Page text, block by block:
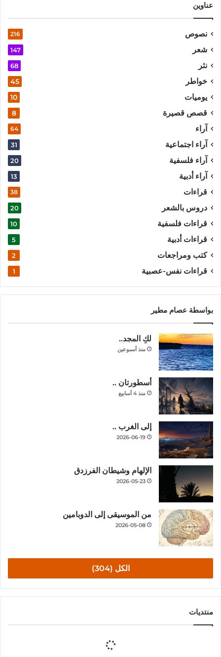
عناوين
نصوص 216
شعر 147
نثر 68
خواطر 45
يوميات 10
قصص قصيرة 8
آراء 64
آراء اجتماعية 31
آراء فلسفية 20
آراء أدبية 13
قراءات 38
دروس بالشعر 20
قراءات فلسفية 10
قراءات أدبية 5
كتب ومراجعات 2
قراءات نفس-عصبية 1
بواسطة عصام مطير
لكِ المجد..
منذ أسبوعين
أسطورتان ..
منذ 4 أسابيع
إلى الغرب ..
2026-06-19
الإلهام وشيطان الفرزدق
2026-05-23
من الموسيقى إلى الدوبامين
2026-05-08
الكل (304)
منتديات